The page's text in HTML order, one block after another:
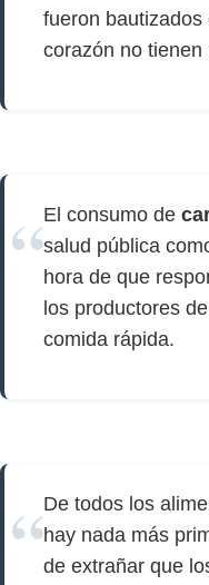
fueron bautizados
corazón no
El consumo de
salud pública
hora de que
los productores de
comida rápida.
De todos los
hay nada más
de extrañar que